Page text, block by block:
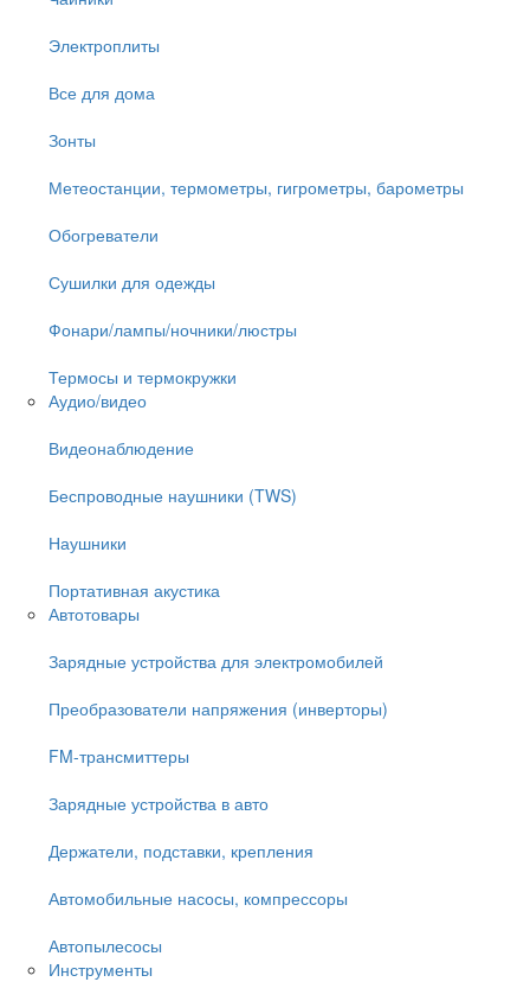
Электроплиты
Все для дома
Зонты
Метеостанции, термометры, гигрометры, барометры
Обогреватели
Сушилки для одежды
Фонари/лампы/ночники/люстры
Термосы и термокружки
Аудио/видео
Видеонаблюдение
Беспроводные наушники (TWS)
Наушники
Портативная акустика
Автотовары
Зарядные устройства для электромобилей
Преобразователи напряжения (инверторы)
FM-трансмиттеры
Зарядные устройства в авто
Держатели, подставки, крепления
Автомобильные насосы, компрессоры
Автопылесосы
Инструменты